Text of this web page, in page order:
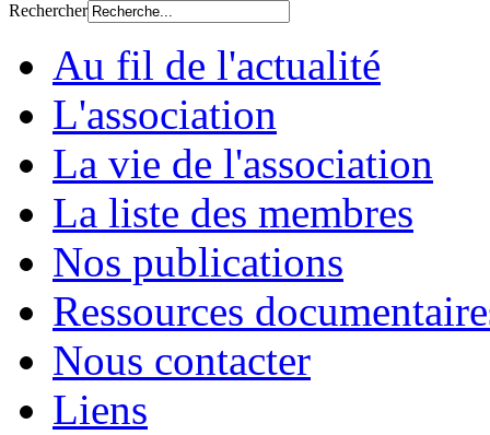
Rechercher
Au fil de l'actualité
L'association
La vie de l'association
La liste des membres
Nos publications
Ressources
Nous contacter
Liens